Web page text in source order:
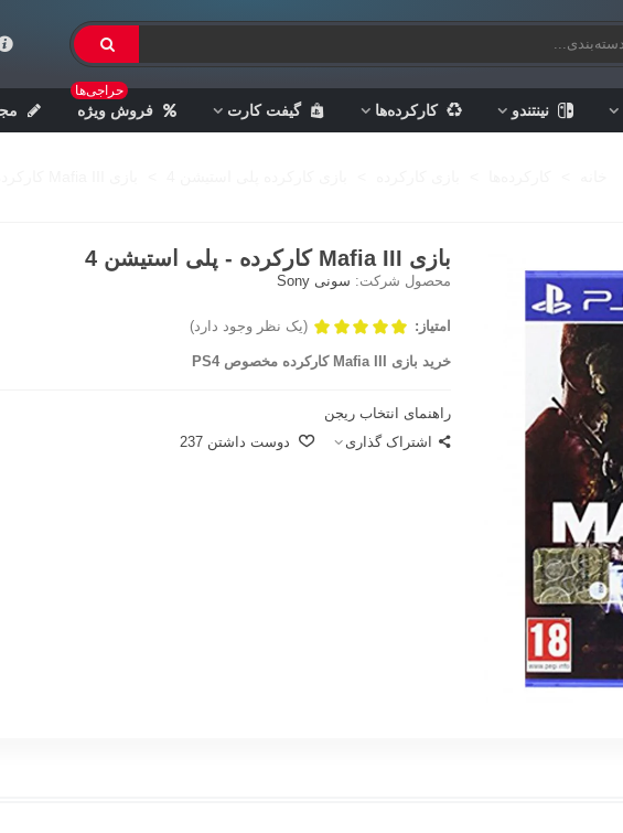
نینتندو کارکرده‌ها گیفت کارت فروش ویژه
حراجی‌ها
بازی Mafia III کارکرده - پلی استیشن 4
محصول شرکت: سونی Sony
امتیاز: (یک نظر وجود دارد)
خرید بازی Mafia III کارکرده مخصوص PS4
راهنمای انتخاب ریجن
اشتراک گذاری
دوست داشتن 237